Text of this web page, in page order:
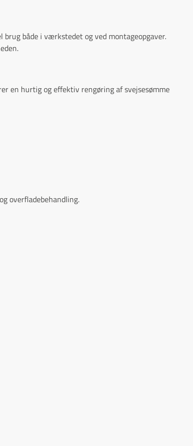
både i værkstedet og ved montageopgaver.
en hurtig og effektiv rengøring af svejsesømme
overfladebehandling.